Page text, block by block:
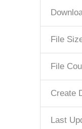
File
File
Create
Last